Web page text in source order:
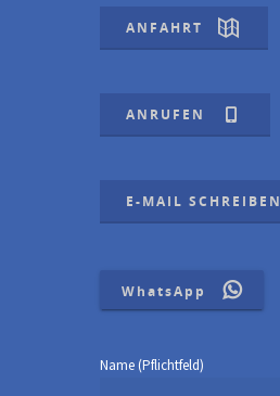
ANFAHRT
ANRUFEN
E-MAIL SCHREIBEN
WhatsApp
Name (Pflichtfeld)